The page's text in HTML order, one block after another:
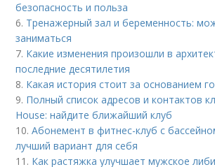
безопасность и польза
6. Тренажерный зал и беременность:
заниматься
7. Какие изменения произошли в
последние десятилетия
8. Какая история стоит за основанием
9. Полный список адресов и контактов
House: найдите ближайший клуб
10.Абонемент в фитнес-клуб с
лучший вариант для себя
11. Как растяжка улучшает мужское